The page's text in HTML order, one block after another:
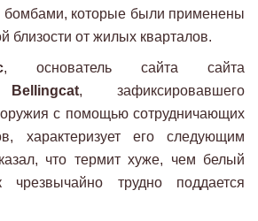
бомбами, которые были применены
близости от жилых кварталов.
, основатель сайта сайта
Bellingcat, зафиксировавшего
с помощью сотрудничающих
характеризует его следующим
что термит хуже, чем белый
трудно поддается